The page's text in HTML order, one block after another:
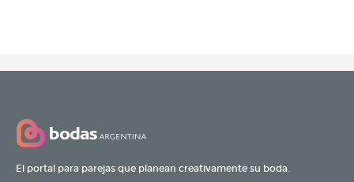
El portal para parejas que planean creativamente su boda.